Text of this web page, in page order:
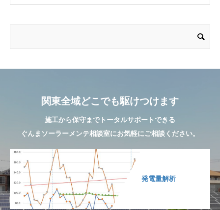
関東全域どこでも駆けつけます
施工から保守までトータルサポートできる
ぐんまソーラーメンテ相談室にお気軽にご相談ください。
発電量解析